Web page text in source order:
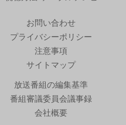
お問い合わせ
プライバシーポリシー
注意事項
サイトマップ
放送番組の編集基準
番組審議委員会議事録
会社概要